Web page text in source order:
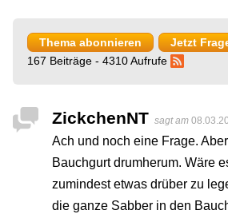
Thema abonnieren
Jetzt
167 Beiträge - 4310 Aufrufe
ZickchenNT sagt am
Ach und noch eine Frage.
Bauchgurt drumherum. Wäre
zumindest etwas drüber zu
die ganze Sabber in den